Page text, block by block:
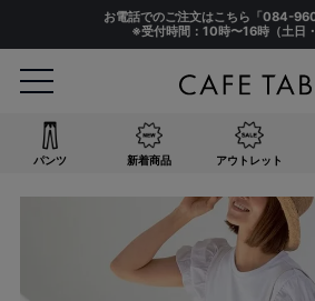
お電話でのご注文はこちら「084-
※受付時間：10時〜16時（土日
パンツ 新着商品 アウトレット